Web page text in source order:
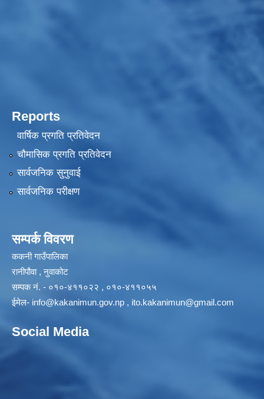
Reports
वार्षिक प्रगति प्रतिवेदन
चौमासिक प्रगति प्रतिवेदन
सार्वजनिक सुनुवाई
सार्वजनिक परीक्षण
सम्पर्क विवरण
ककनी गाउँपालिका
रानीपौवा , नुवाकोट
सम्पक नं. - ०१०-४११०२२ , ०१०-४११०५५
ईमेल- info@kakanimun.gov.np , ito.kakanimun@gmail.com
Social Media